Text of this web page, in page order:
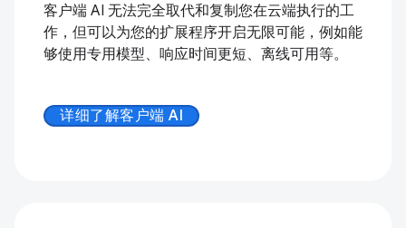
客户端 AI 无法完全取代和复制您在云端执行的工
作，但可以为您的扩展程序开启无限可能，例如能
够使用专用模型、响应时间更短、离线可用等。
详细了解客户端 AI